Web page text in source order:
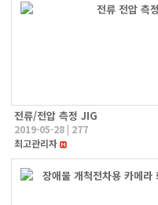
전류/전압 측정 JIG
2019-05-28 | 277
최고관리자